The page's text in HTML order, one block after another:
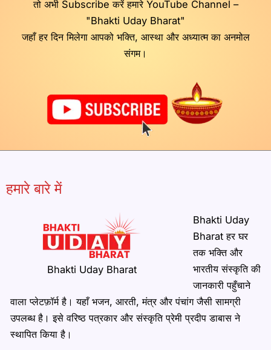
तो अभी Subscribe करें हमारे YouTube Channel –
"Bhakti Uday Bharat"
जहाँ हर दिन मिलेगा आपको भक्ति, आस्था और अध्यात्म का अनमोल
संगम।
हमारे बारे में
Bhakti Uday Bharat
Bhakti Uday
Bharat हर घर
तक भक्ति और
भारतीय संस्कृति की
जानकारी पहुँचाने
वाला प्लेटफ़ॉर्म है। यहाँ भजन, आरती, मंत्र और पंचांग जैसी सामग्री
उपलब्ध है। इसे वरिष्ठ पत्रकार और संस्कृति प्रेमी प्रदीप डाबास ने
स्थापित किया है।